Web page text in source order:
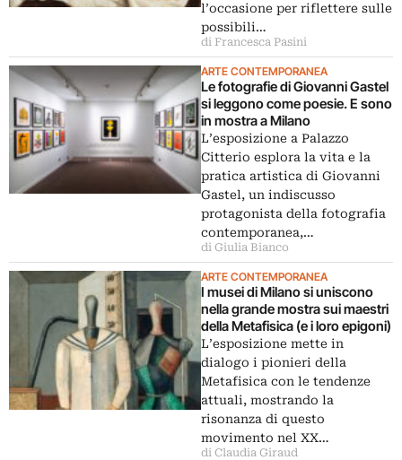
l’occasione per riflettere sulle
possibili…
di Francesca Pasini
ARTE CONTEMPORANEA
Le fotografie di Giovanni Gastel
si leggono come poesie. E sono
in mostra a Milano
L’esposizione a Palazzo
Citterio esplora la vita e la
pratica artistica di Giovanni
Gastel, un indiscusso
protagonista della fotografia
contemporanea,…
di Giulia Bianco
ARTE CONTEMPORANEA
I musei di Milano si uniscono
nella grande mostra sui maestri
della Metafisica (e i loro epigoni)
L’esposizione mette in
dialogo i pionieri della
Metafisica con le tendenze
attuali, mostrando la
risonanza di questo
movimento nel XX…
di Claudia Giraud